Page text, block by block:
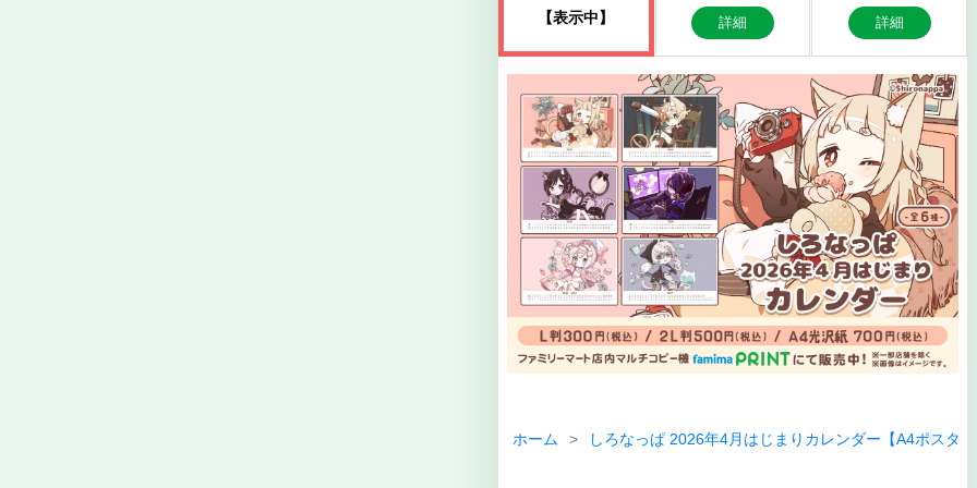
【表示中】
詳細 詳細
ホーム しろなっぱ 2026年4月はじまりカレンダー【A4ポスター